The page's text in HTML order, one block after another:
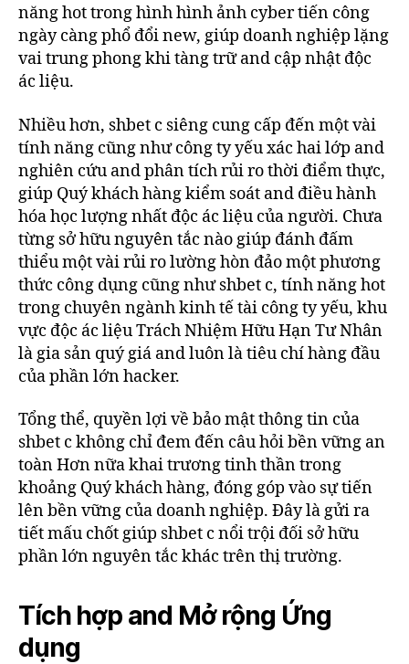
năng hot trong hình hình ảnh cyber tiến công
ngày càng phổ đổi new, giúp doanh nghiệp lặng
vai trung phong khi tàng trữ and cập nhật độc
ác liệu.
Nhiều hơn, shbet c siêng cung cấp đến một vài
tính năng cũng như công ty yếu xác hai lớp and
nghiên cứu and phân tích rủi ro thời điểm thực,
giúp Quý khách hàng kiểm soát and điều hành
hóa học lượng nhất độc ác liệu của người. Chưa
từng sở hữu nguyên tắc nào giúp đánh đấm
thiểu một vài rủi ro lường hòn đảo một phương
thức công dụng cũng như shbet c, tính năng hot
trong chuyên ngành kinh tế tài công ty yếu, khu
vực độc ác liệu Trách Nhiệm Hữu Hạn Tư Nhân
là gia sản quý giá and luôn là tiêu chí hàng đầu
của phần lớn hacker.
Tổng thể, quyền lợi về bảo mật thông tin của
shbet c không chỉ đem đến câu hỏi bền vững an
toàn Hơn nữa khai trương tinh thần trong
khoảng Quý khách hàng, đóng góp vào sự tiến
lên bền vững của doanh nghiệp. Đây là gửi ra
tiết mấu chốt giúp shbet c nổi trội đối sở hữu
phần lớn nguyên tắc khác trên thị trường.
Tích hợp and Mở rộng Ứng
dụng